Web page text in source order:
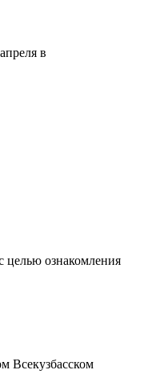
в
целью ознакомления
Всекузбасском